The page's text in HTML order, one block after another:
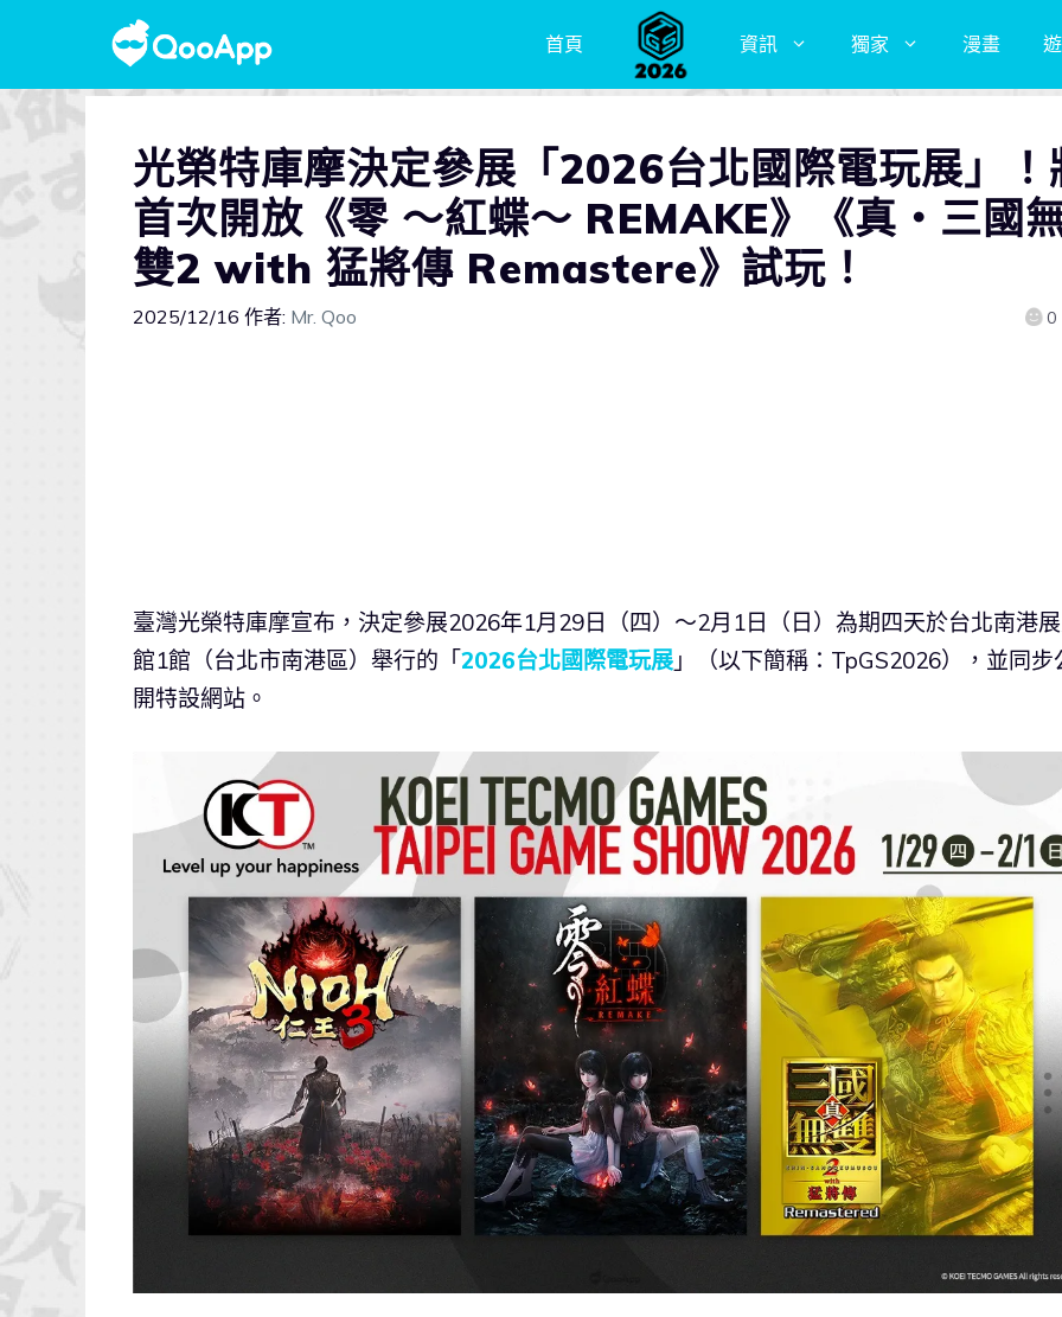
首頁 資訊 獨家 漫畫
光榮特庫摩決定參展「2026台北國際電玩展」！
首次開放《零 ～紅蝶～ REMAKE》《真・三國
雙2 with 猛將傳 Remastere》試玩！
2025/12/16 作者: Mr. Qoo 0
臺灣光榮特庫摩宣布，決定參展2026年1月29日（四）～2月1日（日）為期四天於台北南港
館1館（台北市南港區）舉行的「2026台北國際電玩展」（以下簡稱：TpGS2026），並同步
開特設網站。